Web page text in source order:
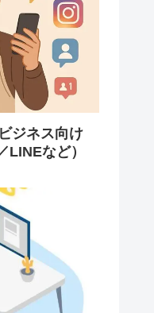
ジネス向け
など）